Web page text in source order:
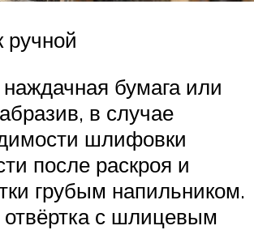
ручной
бумага или
в случае
шлифовки
после раскроя и
грубым напильником.
отвёртка с шлицевым